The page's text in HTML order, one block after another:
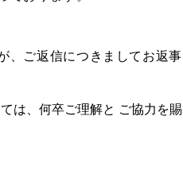
、ご返信につきましてお返
は、何卒ご理解と ご協力を